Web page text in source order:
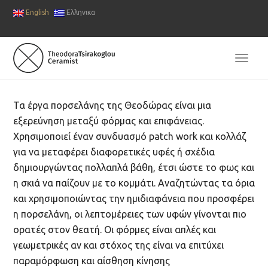
English Ελληνικα
Τα έργα πορσελάνης της Θεοδώρας είναι μια
εξερεύνηση μεταξύ φόρμας και επιφάνειας.
Χρησιμοποιεί έναν συνδυασμό patch work και κολλάζ
για να μεταφέρει διαφορετικές υφές ή σχέδια
δημιουργώντας πολλαπλά βάθη, έτσι ώστε το φως και
η σκιά να παίζουν με το κομμάτι. Αναζητώντας τα όρια
και χρησιμοποιώντας την ημιδιαφάνεια που προσφέρει
η πορσελάνη, οι λεπτομέρειες των υφών γίνονται πιο
ορατές στον θεατή. Οι φόρμες είναι απλές και
γεωμετρικές αν και στόχος της είναι να επιτύχει
παραμόρφωση και αίσθηση κίνησης